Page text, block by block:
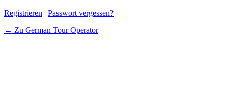
Registrieren | Passwort vergessen?
← Zu German Tour Operator